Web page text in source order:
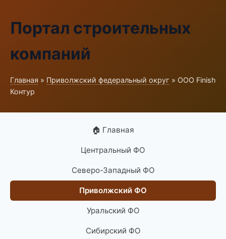
Портал строительных
компаний
Главная » Приволжский федеральный округ » ООО Finish
Контур
🏠 Главная
Центральный ФО
Северо-Западный ФО
Приволжский ФО
Уральский ФО
Сибирский ФО